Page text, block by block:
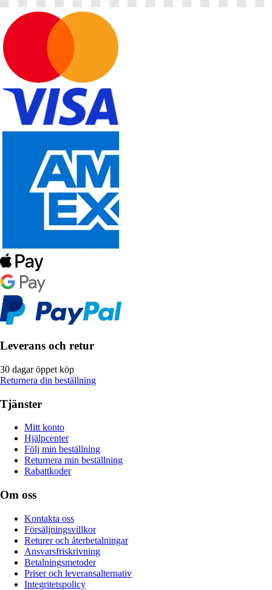
Leverans och retur
30 dagar öppet köp
Returnera din beställning
Tjänster
Mitt konto
Hjälpcenter
Följ min beställning
Returnera min beställning
Rabattkoder
Om oss
Kontakta oss
Försäljningsvillkor
Returer och återbetalningar
Ansvarsfriskrivning
Betalningsmetoder
Priser och leveransalternativ
Integritetspolicy